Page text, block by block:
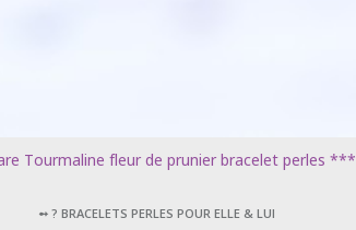
Tourmaline fleur de prunier bracelet perles ***
➻ ? BRACELETS PERLES POUR ELLE & LUI